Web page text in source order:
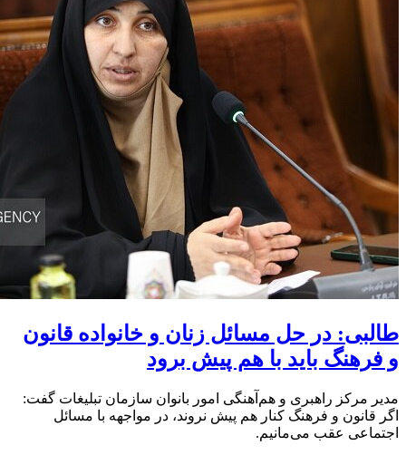
طالبی: در حل مسائل زنان و خانواده قانون
و فرهنگ باید با هم پیش برود
مدیر مرکز راهبری و هم‌آهنگی امور بانوان سازمان تبلیغات گفت:
اگر قانون و فرهنگ کنار هم پیش نروند، در مواجهه با مسائل
اجتماعی عقب می‌مانیم.